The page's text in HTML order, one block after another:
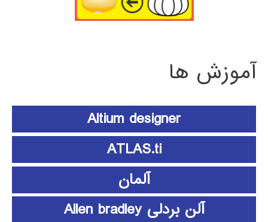
آموزش ها
Altium designer
ATLAS.ti
آلمان
آلن بردلی Allen bradley